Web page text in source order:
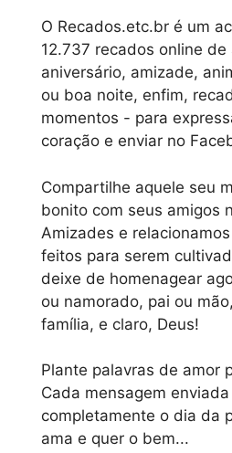
O Recados.etc.br é um
12.737 recados online de
aniversário, amizade,
ou boa noite, enfim,
momentos - para
coração e enviar no
Compartilhe aquele seu
bonito com seus amigos
Amizades e
feitos para serem
deixe de homenagear
ou namorado, pai ou
família, e claro, Deus!
Plante palavras de amor
Cada mensagem
completamente o dia da
ama e quer o bem...